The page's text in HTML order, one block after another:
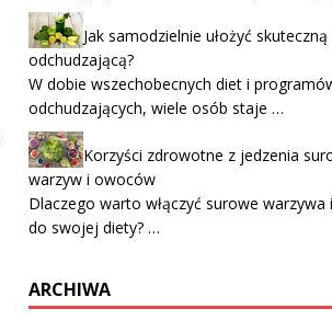
Jak samodzielnie ułożyć
odchudzającą?
W dobie wszechobecnych diet i
odchudzających, wiele osób staje …
Korzyści zdrowotne z jedzenia
warzyw i owoców
Dlaczego warto włączyć surowe warzywa
do swojej diety? …
ARCHIWA